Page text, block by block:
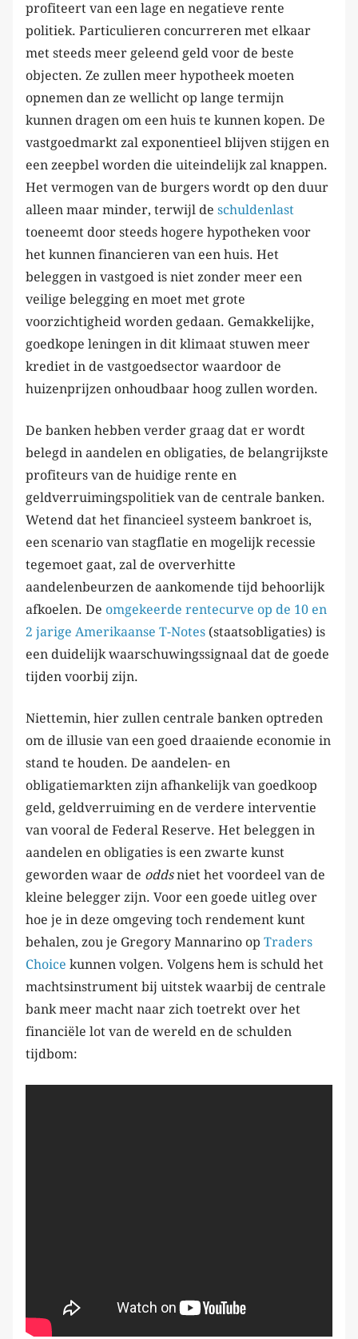
profiteert van een lage en negatieve rente
politiek. Particulieren concurreren met elkaar
met steeds meer geleend geld voor de beste
objecten. Ze zullen meer hypotheek moeten
opnemen dan ze wellicht op lange termijn
kunnen dragen om een huis te kunnen kopen. De
vastgoedmarkt zal exponentieel blijven stijgen en
een zeepbel worden die uiteindelijk zal knappen.
Het vermogen van de burgers wordt op den duur
alleen maar minder, terwijl de schuldenlast
toeneemt door steeds hogere hypotheken voor
het kunnen financieren van een huis. Het
beleggen in vastgoed is niet zonder meer een
veilige belegging en moet met grote
voorzichtigheid worden gedaan. Gemakkelijke,
goedkope leningen in dit klimaat stuwen meer
krediet in de vastgoedsector waardoor de
huizenprijzen onhoudbaar hoog zullen worden.
De banken hebben verder graag dat er wordt
belegd in aandelen en obligaties, de belangrijkste
profiteurs van de huidige rente en
geldverruimingspolitiek van de centrale banken.
Wetend dat het financieel systeem bankroet is,
een scenario van stagflatie en mogelijk recessie
tegemoet gaat, zal de oververhitte
aandelenbeurzen de aankomende tijd behoorlijk
afkoelen. De omgekeerde rentecurve op de 10 en
2 jarige Amerikaanse T-Notes (staatsobligaties) is
een duidelijk waarschuwingssignaal dat de goede
tijden voorbij zijn.
Niettemin, hier zullen centrale banken optreden
om de illusie van een goed draaiende economie in
stand te houden. De aandelen- en
obligatiemarkten zijn afhankelijk van goedkoop
geld, geldverruiming en de verdere interventie
van vooral de Federal Reserve. Het beleggen in
aandelen en obligaties is een zwarte kunst
geworden waar de oddsniet het voordeel van de
kleine belegger zijn. Voor een goede uitleg over
hoe je in deze omgeving toch rendement kunt
behalen, zou je Gregory Mannarino op Traders
Choice kunnen volgen. Volgens hem is schuld het
machtsinstrument bij uitstek waarbij de centrale
bank meer macht naar zich toetrekt over het
financiële lot van de wereld en de schulden
tijdbom: